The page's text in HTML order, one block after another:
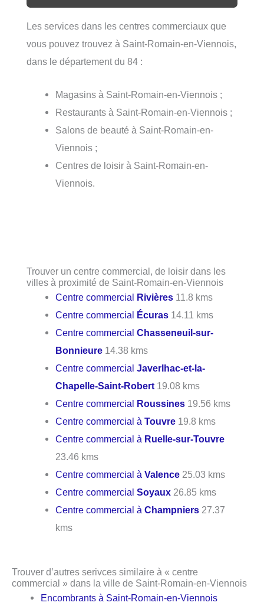
Les services dans les centres commerciaux que
vous pouvez trouvez à Saint-Romain-en-Viennois,
dans le département du 84 :
Magasins à Saint-Romain-en-Viennois ;
Restaurants à Saint-Romain-en-Viennois ;
Salons de beauté à Saint-Romain-en-
Viennois ;
Centres de loisir à Saint-Romain-en-
Viennois.
Trouver un centre commercial, de loisir dans les
villes à proximité de Saint-Romain-en-Viennois
Centre commercial Rivières 11.8 kms
Centre commercial Écuras 14.11 kms
Centre commercialChasseneuil-sur-
Bonnieure 14.38 kms
Centre commercialJaverlhac-et-la-
Chapelle-Saint-Robert 19.08 kms
Centre commercial Roussines 19.56 kms
Centre commercial àTouvre 19.8 kms
Centre commercial à Ruelle-sur-Touvre
23.46 kms
Centre commercial àValence 25.03 kms
Centre commercialSoyaux 26.85 kms
Centre commercial àChampniers 27.37
kms
Trouver d’autres serivces similaire à « centre
commercial » dans la ville de Saint-Romain-en-Viennois
Encombrants à Saint-Romain-en-Viennois